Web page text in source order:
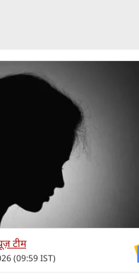
टीम
(09:59 IST)